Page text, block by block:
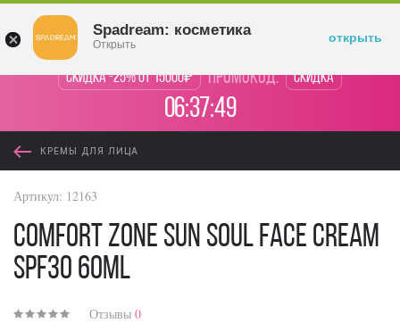
Скидка -25% от 15000₽ промокод: Скидка
06:37:49
КРЕМЫ ДЛЯ ЛИЦА
Артикул: 12163
Comfort Zone Sun Soul Face Cream
SPF30 60ml
Отзывы 0
Spadream: косметика
Открыть открыть